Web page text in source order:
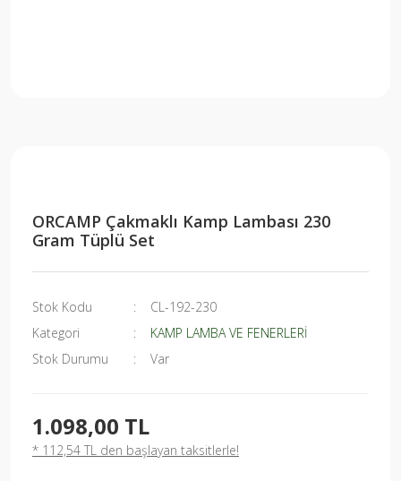
ORCAMP Çakmaklı Kamp Lambası 230
Gram Tüplü Set
Stok Kodu
CL-192-230
Kategori
KAMP LAMBA VE FENERLERİ
Stok Durumu
Var
1.098,00 TL
* 112,54 TL den başlayan taksitlerle!